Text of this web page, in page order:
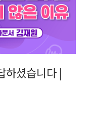
하셨습니다 |